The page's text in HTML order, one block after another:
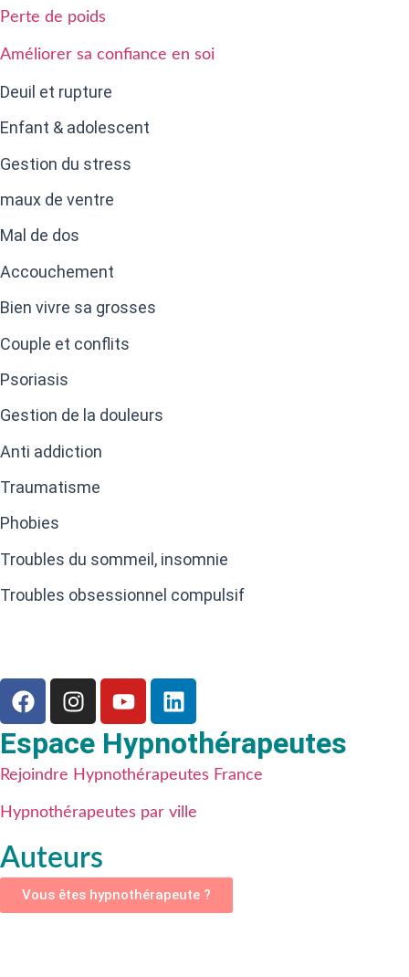
Perte de poids
Améliorer sa confiance en soi
Deuil et rupture
Enfant & adolescent
Gestion du stress
maux de ventre
Mal de dos
Accouchement
Bien vivre sa grosses
Couple et conflits
Psoriasis
Gestion de la douleurs
Anti addiction
Traumatisme
Phobies
Troubles du sommeil, insomnie
Troubles obsessionnel compulsif
Espace Hypnothérapeutes
Rejoindre Hypnothérapeutes France
Hypnothérapeutes par ville
Auteurs
Vous êtes hypnothérapeute ?